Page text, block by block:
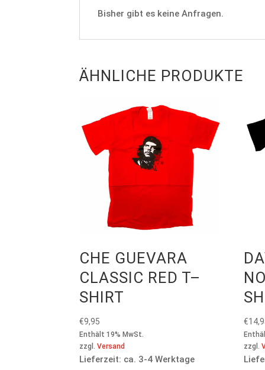
Bisher gibt es keine Anfragen.
ÄHNLICHE PRODUKTE
CHE GUEVARA
CLASSIC RED T–
SHIRT
€9,95
Enthält 19% MwSt.
zzgl.Versand
Lieferzeit: ca. 3-4 Werktage
€
zzgl.